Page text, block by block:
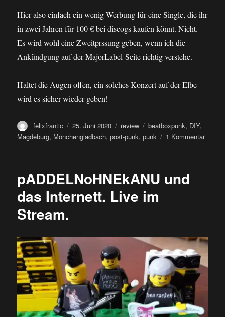
Hier also einfach ein wenig Werbung für eine Single, die ihr
in zwei Jahren für 100 € bei discogs kaufen könnt. Nicht.
Es wird wohl eine Zweitprssung geben, wenn ich die
Ankündgung auf der MajorLabel-Seite richtig verstehe.
Haltet die Augen offen, ein solches Konzert auf der Elbe
wird es sicher wieder geben!
Autor
felixfrantic
Veröffentlicht
am
25. Juni 2020 Kategorien
review Schlagwörter
beatboxpunk, DIY,
Magdeburg, Mönchengladbach,post-punk,punk 1 Kommentarzu
pADDELNoHNEkANU und
das Internett. Live im
Stream.